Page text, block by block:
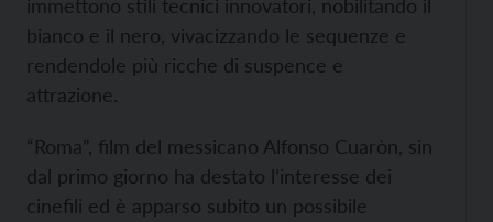
immettono stili tecnici innovatori, nobilitando il
bianco e il nero, vivacizzando le sequenze e
rendendole più ricche di suspence e
attrazione.
“Roma”, film del messicano Alfonso Cuaròn, sin
dal primo giorno ha destato l’interesse dei
cinefili ed è apparso subito un possibile